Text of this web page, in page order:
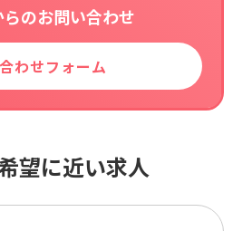
のお問い合わせ
わせフォーム
望に近い求人